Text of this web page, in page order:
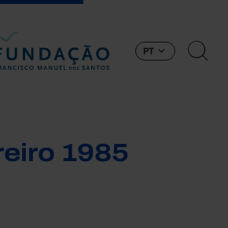
PT
1985